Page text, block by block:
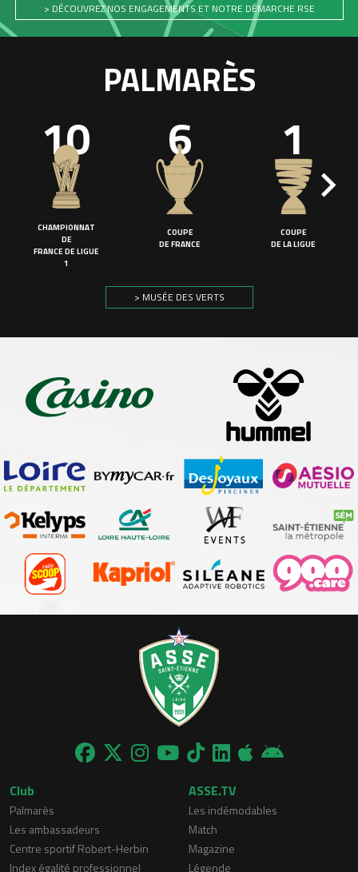
> DÉCOUVREZ NOS ENGAGEMENTS ET NOTRE DÉMARCHE RSE
PALMARÈS
10
CHAMPIONNAT
DE
FRANCE DE LIGUE
1
6
COUPE
DE FRANCE
1
COUPE
DE LA LIGUE
> MUSÉE DES VERTS
Club
Palmarès
Les ambassadeurs
Centre sportif Robert-Herbin
Index égalité professionnel
ASSE.TV
Les indémodables
Match
Magazine
Légende